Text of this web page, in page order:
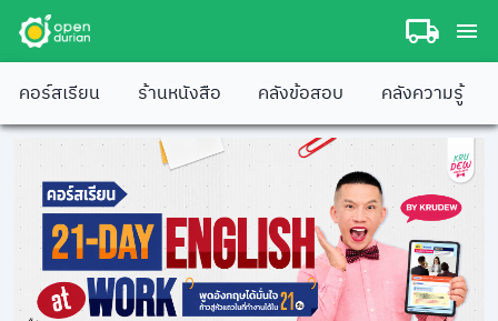
คอร์สเรียน ร้านหนังสือ คลังข้อสอบ คลังความรู้